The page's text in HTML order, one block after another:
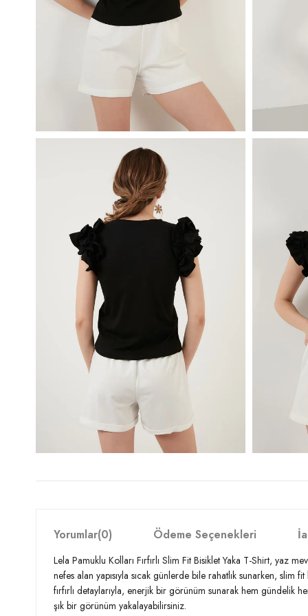
Yorumlar(0) Ödeme Seçenekleri
Lela Pamuklu Kolları Fırfırlı Slim Fit Bisiklet Yaka T-Shirt, yaz
nefes alan yapısıyla sıcak günlerde bile rahatlık sunarken, slim fit
fırfırlı detaylarıyla, enerjik bir görünüm sunarak hem
şık bir görünüm yakalayabilirsiniz.